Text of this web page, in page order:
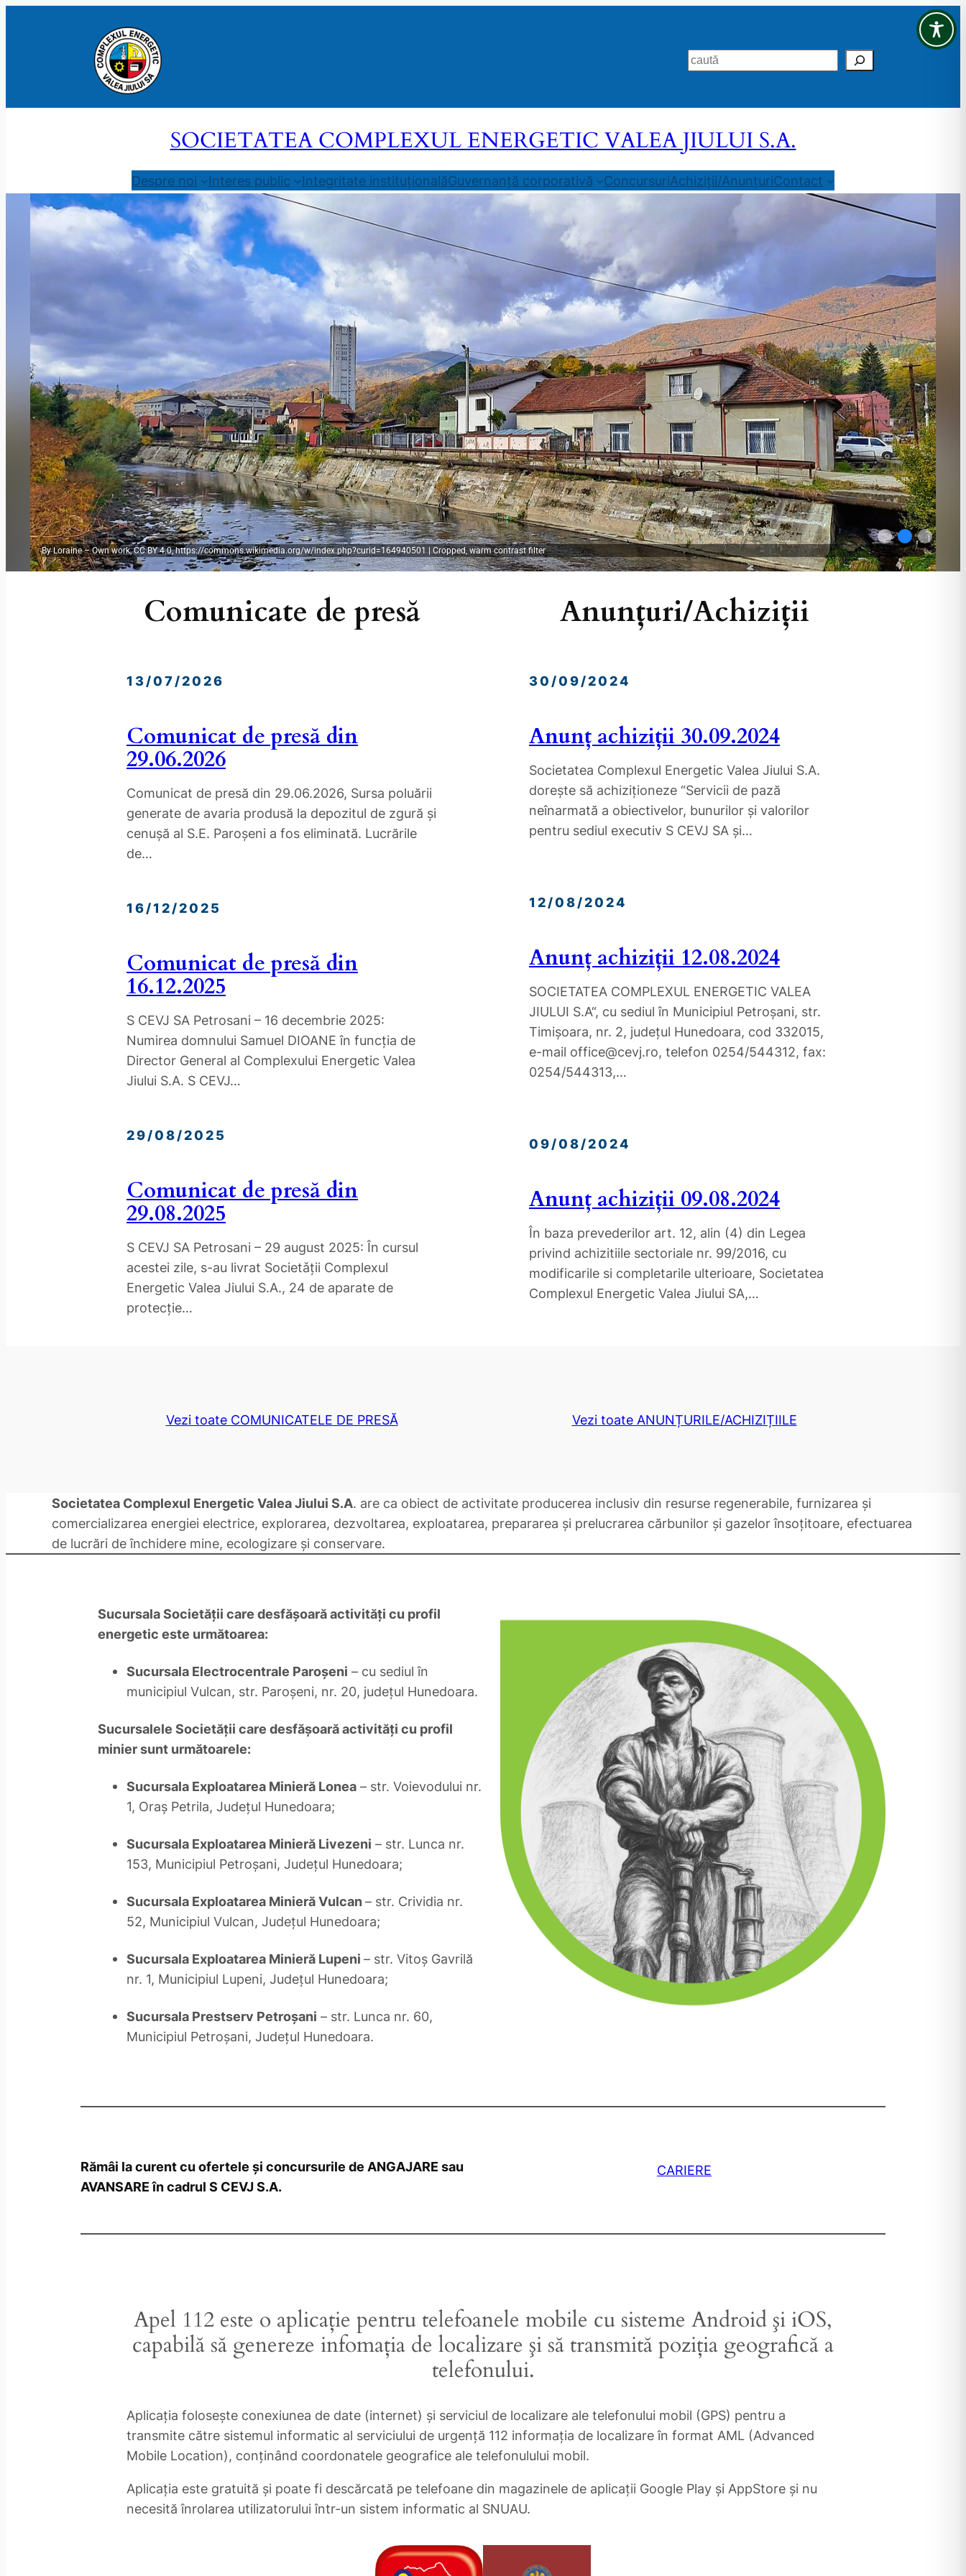
Search
SOCIETATEA COMPLEXUL ENERGETIC VALEA JIULUI S.A.
Despre noi Interes public Integritate instituționalăGuvernanță corporativă ConcursuriAchiziții/AnunțuriContact
By Loraine – Own work, CC BY 4.0, https://commons.wikimedia.org/w/index.php?curid=164940501 | Cropped, warm contrast filter
Comunicate de presă
13/07/2026
Comunicat de presă din
29.06.2026
Comunicat de presă din 29.06.2026, Sursa poluării
generate de avaria produsă la depozitul de zgură și
cenușă al S.E. Paroșeni a fos eliminată. Lucrările
de…
16/12/2025
Comunicat de presă din
16.12.2025
S CEVJ SA Petrosani – 16 decembrie 2025:
Numirea domnului Samuel DIOANE în funcția de
Director General al Complexului Energetic Valea
Jiului S.A. S CEVJ…
29/08/2025
Comunicat de presă din
29.08.2025
S CEVJ SA Petrosani – 29 august 2025: În cursul
acestei zile, s-au livrat Societǎții Complexul
Energetic Valea Jiului S.A., 24 de aparate de
protecție…
Anunțuri/Achiziții
30/09/2024
Anunț achiziții 30.09.2024
Societatea Complexul Energetic Valea Jiului S.A.
doreşte să achiziţioneze “Servicii de pază
neînarmată a obiectivelor, bunurilor și valorilor
pentru sediul executiv S CEVJ SA și…
12/08/2024
Anunț achiziții 12.08.2024
SOCIETATEA COMPLEXUL ENERGETIC VALEA
JIULUI S.A“, cu sediul în Municipiul Petroşani, str.
Timişoara, nr. 2, judeţul Hunedoara, cod 332015,
e-mail office@cevj.ro, telefon 0254/544312, fax:
0254/544313,…
09/08/2024
Anunț achiziții 09.08.2024
În baza prevederilor art. 12, alin (4) din Legea
privind achizitiile sectoriale nr. 99/2016, cu
modificarile si completarile ulterioare, Societatea
Complexul Energetic Valea Jiului SA,…
Vezi toate COMUNICATELE DE PRESĂ Vezi toate ANUNȚURILE/ACHIZIȚIILE
Societatea Complexul Energetic Valea Jiului S.A. are ca obiect de activitate producerea inclusiv din resurse regenerabile, furnizarea și
comercializarea energiei electrice, explorarea, dezvoltarea, exploatarea, prepararea și prelucrarea cărbunilor și gazelor însoțitoare, efectuarea
de lucrări de închidere mine, ecologizare și conservare.
Sucursala Societăţii care desfăşoară activităţi cu profil
energetic este următoarea:
Sucursala Electrocentrale Paroşeni – cu sediul în
municipiul Vulcan, str. Paroşeni, nr. 20, judeţul Hunedoara.
Sucursalele Societăţii care desfăşoară activităţi cu profil
minier sunt următoarele:
Sucursala Exploatarea Minieră Lonea – str. Voievodului nr.
1, Oraş Petrila, Judeţul Hunedoara;
Sucursala Exploatarea Minieră Livezeni – str. Lunca nr.
153, Municipiul Petroşani, Judeţul Hunedoara;
Sucursala Exploatarea Minieră Vulcan– str. Crividia nr.
52, Municipiul Vulcan, Judeţul Hunedoara;
Sucursala Exploatarea Minieră Lupeni – str. Vitoş Gavrilă
nr. 1, Municipiul Lupeni, Judeţul Hunedoara;
Sucursala Prestserv Petroşani – str. Lunca nr. 60,
Municipiul Petroşani, Judeţul Hunedoara.
Rămâi la curent cu ofertele și concursurile de ANGAJARE sau
AVANSARE în cadrul S CEVJ S.A.
CARIERE
Apel 112 este o aplicaţie pentru telefoanele mobile cu sisteme Android şi iOS,
capabilă să genereze infomaţia de localizare şi să transmită poziţia geografică a
telefonului.
Aplicaţia foloseşte conexiunea de date (internet) şi serviciul de localizare ale telefonului mobil (GPS) pentru a
transmite către sistemul informatic al serviciului de urgenţă 112 informaţia de localizare în format AML (Advanced
Mobile Location), conţinând coordonatele geografice ale telefonulului mobil.
Aplicaţia este gratuită şi poate fi descărcată pe telefoane din magazinele de aplicaţii Google Play şi AppStore şi nu
necesită înrolarea utilizatorului într-un sistem informatic al SNUAU.